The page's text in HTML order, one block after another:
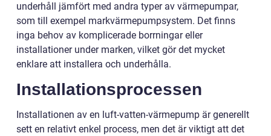
underhåll jämfört med andra typer av värmepumpar,
som till exempel markvärmepumpsystem. Det finns
inga behov av komplicerade borrningar eller
installationer under marken, vilket gör det mycket
enklare att installera och underhålla.
Installationsprocessen
Installationen av en luft-vatten-värmepump är generellt
sett en relativt enkel process, men det är viktigt att det